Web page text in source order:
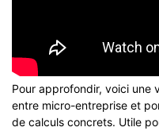
Pour approfondir, voici une
entre micro-entreprise et
de calculs concrets. Utile